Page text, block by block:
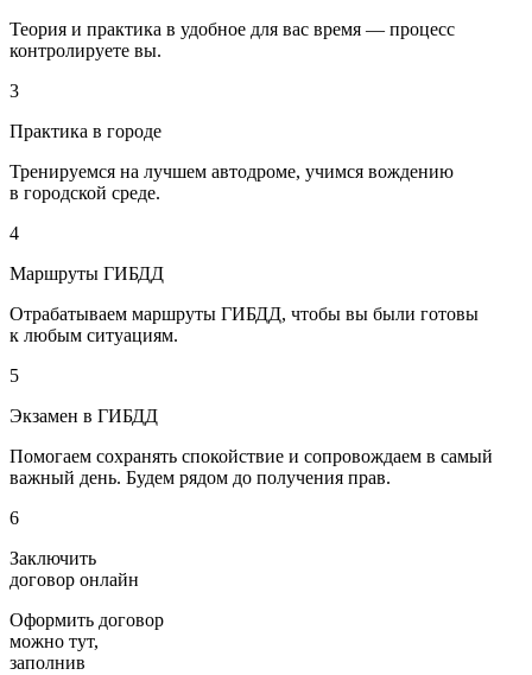
Теория и практика в удобное для вас время — процесс
контролируете вы.
3
Практика в городе
Тренируемся на лучшем автодроме, учимся вождению
в городской среде.
4
Маршруты ГИБДД
Отрабатываем маршруты ГИБДД, чтобы вы были готовы
к любым ситуациям.
5
Экзамен в ГИБДД
Помогаем сохранять спокойствие и сопровождаем в самый
важный день. Будем рядом до получения прав.
6
Заключить
договор онлайн
Оформить договор
можно тут,
заполнив